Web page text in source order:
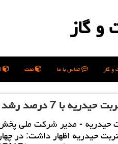
و گاز
و گاز تماس با ما نفت
رشد همراه می باشد
حیدریه - مدیر شركت ملی
حیدریه اظهار داشت: در